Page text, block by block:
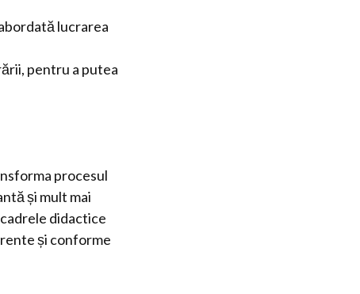
lucrarea
pentru a putea
procesul
și mult mai
didactice
și conforme